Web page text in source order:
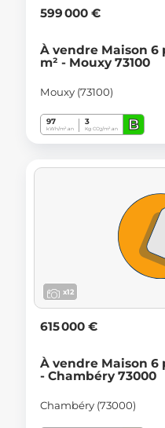
599 000 €
À vendre Maison 6
m² - Mouxy 73100
Mouxy (73100)
97
kWh/m².an
3
Kg CO2/m².an B
x12
615 000 €
À vendre Maison 6
- Chambéry 73000
Chambéry (73000)